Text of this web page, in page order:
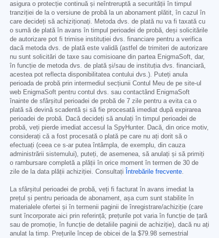
asigura o protecție continuă și neîntreruptă a securității în timpul
tranziției de la o versiune de probă la un abonament plătit, în cazul în
care decideți să achiziționați. Metoda dvs. de plată nu va fi taxată cu
o sumă de plată în avans în timpul perioadei de probă, deși solicitările
de autorizare pot fi trimise instituției dvs. financiare pentru a verifica
dacă metoda dvs. de plată este validă (astfel de trimiteri de autorizare
nu sunt solicitări de taxe sau comisioane din partea EnigmaSoft, dar,
în funcție de metoda dvs. de plată și/sau de instituția dvs. financiară,
acestea pot reflecta disponibilitatea contului dvs.). Puteți anula
perioada de probă prin intermediul secțiunii Contul Meu de pe site-ul
web EnigmaSoft pentru contul dvs. sau contactând EnigmaSoft
înainte de sfârșitul perioadei de probă de 7 zile pentru a evita ca o
plată să devină scadentă și să fie procesată imediat după expirarea
perioadei de probă. Dacă decideți să anulați în timpul perioadei de
probă, veți pierde imediat accesul la SpyHunter. Dacă, din orice motiv,
considerați că a fost procesată o plată pe care nu ați dorit să o
efectuați (ceea ce s-ar putea întâmpla, de exemplu, din cauza
administrării sistemului), puteți, de asemenea, să anulați și să primiți
o rambursare completă a plății în orice moment în termen de 30 de
zile de la data plății achiziției. Consultați
Întrebările frecvente.
La sfârșitul perioadei de probă, veți fi facturat în avans imediat la
prețul și pentru perioada de abonament, așa cum sunt stabilite în
materialele ofertei și în termenii paginii de înregistrare/achiziție (care
sunt încorporate aici prin referință; prețurile pot varia în funcție de țară
sau de promoție, în funcție de detaliile paginii de achiziție), dacă nu ați
anulat la timp. Prețurile încep de obicei de la $79.98 semestrial